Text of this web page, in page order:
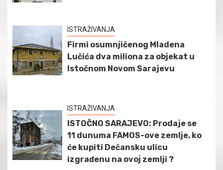
ISTRAŽIVANJA
Firmi osumnjičenog Mladena
Lučića dva miliona za objekat u
Istočnom Novom Sarajevu
ISTRAŽIVANJA
ISTOČNO SARAJEVO: Prodaje se
11 dunuma FAMOS-ove zemlje, ko
će kupiti Dečansku ulicu
izgrađenu na ovoj zemlji ?